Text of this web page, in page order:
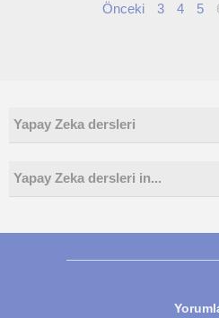
Önceki 3 4 5
Yapay Zeka dersleri
Yapay Zeka dersleri in...